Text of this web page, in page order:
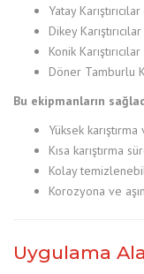
Yatay
Dikey Karıştırıcılar
Konik Karıştırıcılar
Döner Tamburlu
Bu ekipmanların
Yüksek
Kısa karıştırma
Kolay
Korozyona ve
Uygulama